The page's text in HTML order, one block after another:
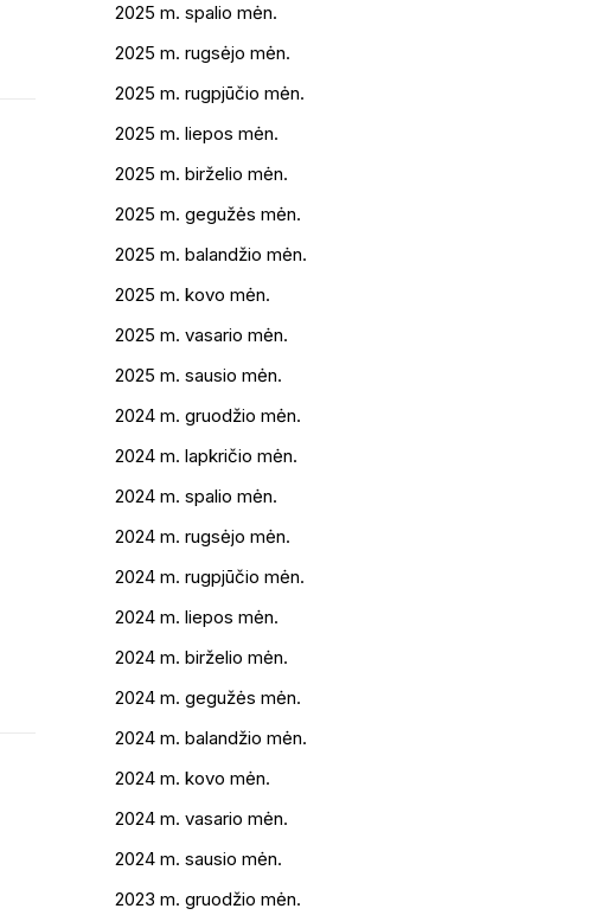
2025 m. spalio mėn.
2025 m. rugsėjo mėn.
2025 m. rugpjūčio mėn.
2025 m. liepos mėn.
2025 m. birželio mėn.
2025 m. gegužės mėn.
2025 m. balandžio mėn.
2025 m. kovo mėn.
2025 m. vasario mėn.
2025 m. sausio mėn.
2024 m. gruodžio mėn.
2024 m. lapkričio mėn.
2024 m. spalio mėn.
2024 m. rugsėjo mėn.
2024 m. rugpjūčio mėn.
2024 m. liepos mėn.
2024 m. birželio mėn.
2024 m. gegužės mėn.
2024 m. balandžio mėn.
2024 m. kovo mėn.
2024 m. vasario mėn.
2024 m. sausio mėn.
2023 m. gruodžio mėn.